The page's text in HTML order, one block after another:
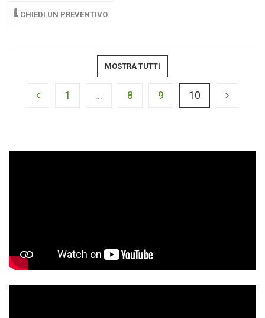
CHIEDI UN PREVENTIVO
MOSTRA TUTTI
1 ... 8 9 10